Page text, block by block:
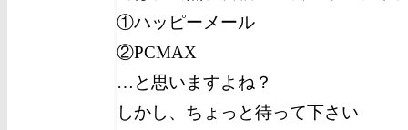
①ハッピーメール
②PCMAX
…と思いますよね？
しかし、ちょっと待って下さい